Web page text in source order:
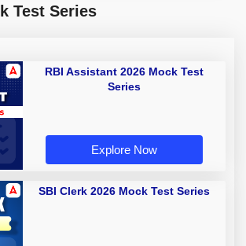
Test Series
RBI Assistant 2026 Mock Test
Series
Explore Now
SBI Clerk 2026 Mock Test Series